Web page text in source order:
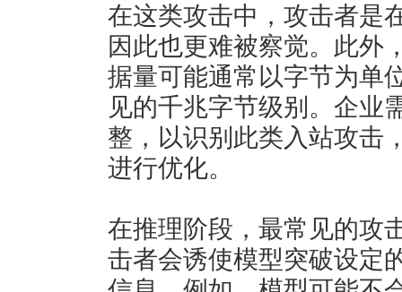
在这类攻击中，攻击者是
因此也更难被察觉。此外
据量可能通常以字节为单
见的千兆字节级别。企业
整，以识别此类入站攻击
进行优化。
在推理阶段，最常见的攻
击者会诱使模型突破设定